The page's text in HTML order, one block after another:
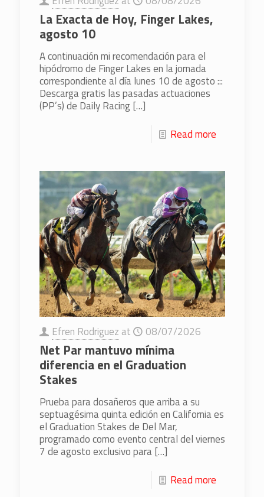
La Exacta de Hoy, Finger Lakes,
agosto 10
A continuación mi recomendación para el
hipódromo de Finger Lakes en la jornada
correspondiente al día lunes 10 de agosto :::
Descarga gratis las pasadas actuaciones
(PP’s) de Daily Racing[…]
Read more
Efren Rodriguez at 08/07/2026
Net Par mantuvo mínima
diferencia en el Graduation
Stakes
Prueba para dosañeros que arriba a su
septuagésima quinta edición en California es
el Graduation Stakes de Del Mar,
programado como evento central del viernes
7 de agosto exclusivo para[…]
Read more